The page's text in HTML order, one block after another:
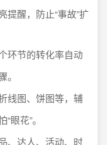
提醒，防止“事故”扩
环节的转化率自动
线图、饼图等，辅
眼花”。
、达人、活动、时